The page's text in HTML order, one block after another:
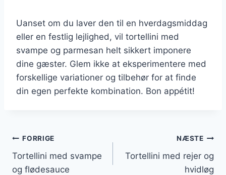
Uanset om du laver den til en hverdagsmiddag
eller en festlig lejlighed, vil tortellini med
svampe og parmesan helt sikkert imponere
dine gæster. Glem ikke at eksperimentere med
forskellige variationer og tilbehør for at finde
din egen perfekte kombination. Bon appétit!
Indlægsnavigation
FORRIGE
Tortellini med svampe
og flødesauce
NÆSTE
Tortellini med rejer og
hvidløg